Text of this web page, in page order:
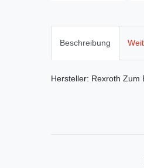
Beschreibung
Hersteller: Rexroth Zum